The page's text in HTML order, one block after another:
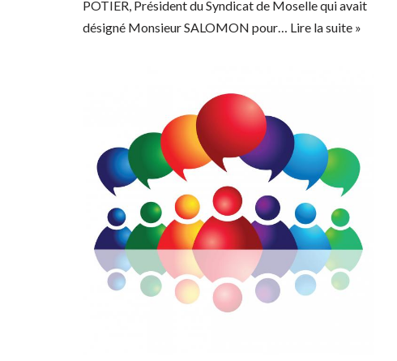
POTIER, Président du Syndicat de Moselle qui avait
désigné Monsieur SALOMON pour… Lire la suite »